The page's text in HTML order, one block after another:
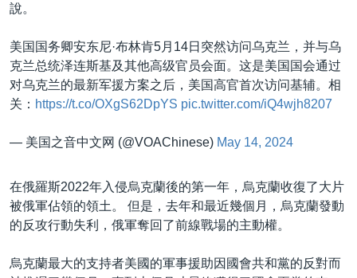
說。
美国国务卿安东尼·布林肯5月14日突然访问乌克兰，并与乌
克兰总统泽连斯基及其他高级官员会面。这是美国国会通过
对乌克兰的最新军援方案之后，美国高官首次访问基辅。相
关： https://t.co/OXgS62DpYS pic.twitter.com/iQ4wjh8207
— 美国之音中文网 (@VOAChinese) May 14, 2024
在俄羅斯2022年入侵烏克蘭後的第一年，烏克蘭收復了大片
被俄軍佔領的領土。 但是，去年和最近幾個月，烏克蘭發動
的反攻行動失利，俄軍奪回了前線戰場的主動權。
烏克蘭最大的支持者美國的軍事援助因國會共和黨的反對而